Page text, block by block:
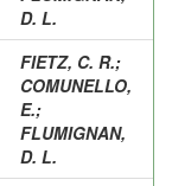
D. L.
FIETZ, C. R.;
COMUNELLO,
E.;
FLUMIGNAN,
D. L.